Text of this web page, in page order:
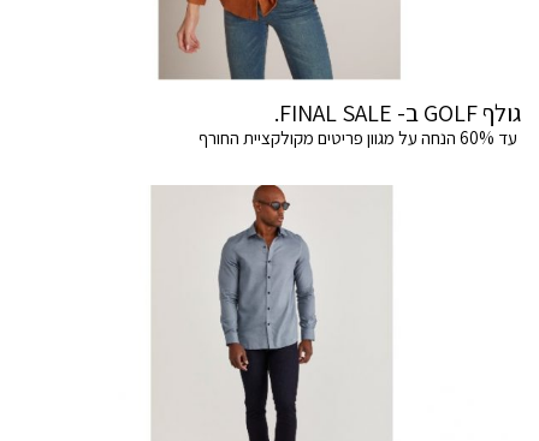
גולף GOLF ב- FINAL SALE.
עד 60% הנחה על מגוון פריטים מקולקציית החורף